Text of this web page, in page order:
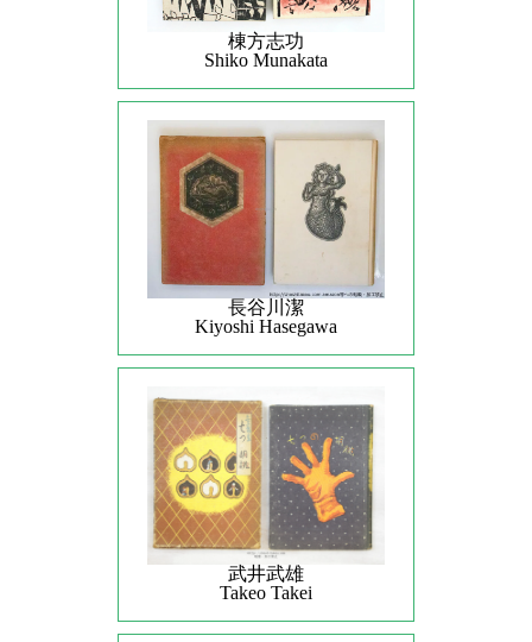
棟方志功
Shiko Munakata
長谷川潔
Kiyoshi Hasegawa
武井武雄
Takeo Takei